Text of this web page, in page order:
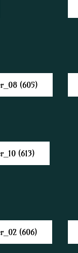
(605)
(613)
(606)